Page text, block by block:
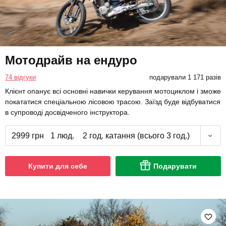
Мотодрайв на ендуро
74 відгуки подарували 1 171 разів
Клієнт опанує всі основні навички керування мотоциклом і зможе
покататися спеціальною лісовою трасою. Заїзд буде відбуватися
в супроводі досвідченого інструктора.
2999 грн 1 люд. 2 год. катання (всього 3 год.)
Купити для себе Подарувати